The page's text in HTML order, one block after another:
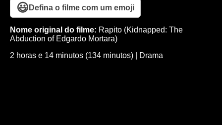
😃 Defina o filme com um emoji
Nome original do filme: Rapito (Kidnapped: The
Abduction of Edgardo Mortara)
2 horas e 14 minutos (134 minutos)
Drama